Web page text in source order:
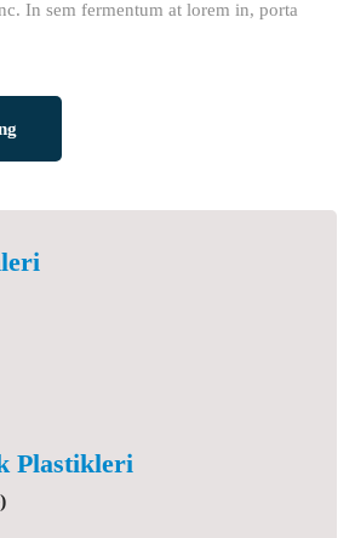
In sem fermentum at lorem in, porta
Plastikleri